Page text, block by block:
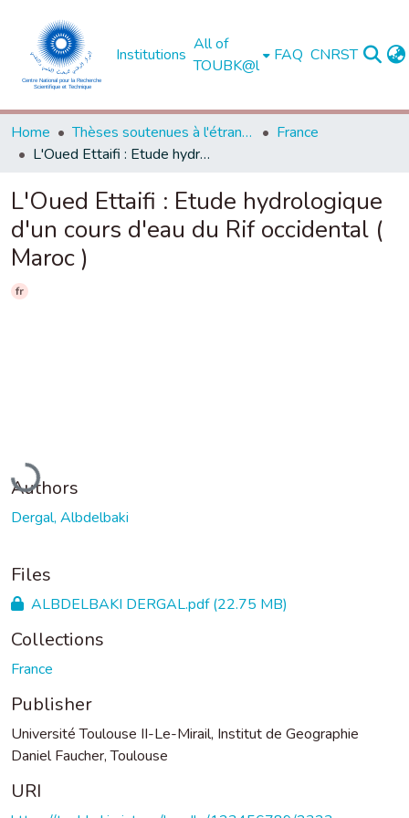
Institutions
All of
TOUBK@l
FAQ CNRST
Home Thèses soutenues à l'étranger
France
L'Oued Ettaifi : Etude hydrologique d'un cours d'eau du Rif occidental ( Maroc )
L'Oued Ettaifi : Etude hydrologique
d'un cours d'eau du Rif occidental (
Maroc )
fr
Authors
Dergal, Albdelbaki
Files
ALBDELBAKI DERGAL.pdf(22.75 MB)
Collections
France
Publisher
Université Toulouse II-Le-Mirail, Institut de Geographie
Daniel Faucher, Toulouse
URI